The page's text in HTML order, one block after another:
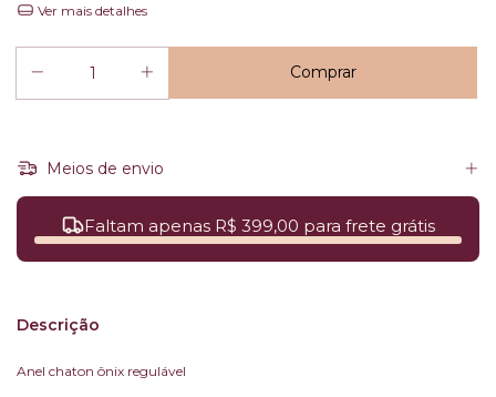
Ver mais detalhes
Meios de envio
Faltam apenas R$ 399,00 para frete grátis
Descrição
Anel chaton ônix regulável